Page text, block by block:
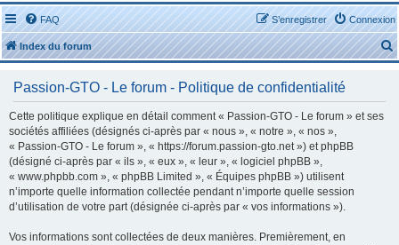
FAQ Connexion
S’enregistrer
Index du forum
e
Passion-GTO - Le forum - Politique de confidentialité
Cette politique explique en détail comment « Passion-GTO - Le forum » et ses
sociétés affiliées (désignés ci-après par « nous », « notre », « nos »,
« Passion-GTO - Le forum », « https://forum.passion-gto.net ») et phpBB
(désigné ci-après par « ils », « eux », « leur », « logiciel phpBB »,
« www.phpbb.com », « phpBB Limited », « Équipes phpBB ») utilisent
n’importe quelle information collectée pendant n’importe quelle session
d’utilisation de votre part (désignée ci-après par « vos informations »).
Vos informations sont collectées de deux manières. Premièrement, en